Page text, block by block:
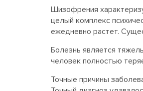
Шизофрения
целый комплекс
ежедневно растет.
Болезнь является
человек полностью
Точные причины